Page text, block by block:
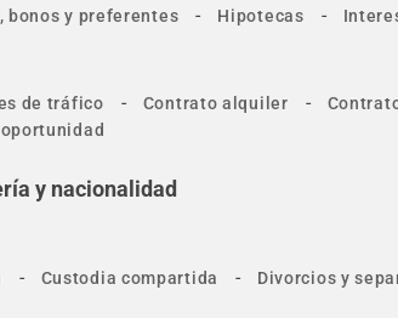
bonos y preferentes - Hipotecas -
de tráfico - Contrato alquiler -
y nacionalidad
- Custodia compartida - Divorcios y